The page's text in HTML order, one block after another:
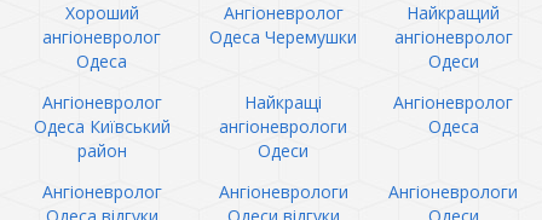
Хороший
ангіоневролог
Одеса
Ангіоневролог
Одеса Черемушки
Найкращий
ангіоневролог
Одеси
Ангіоневролог
Одеса Київський
район
Найкращі
ангіоневрологи
Одеси
Ангіоневролог
Одеса
Ангіоневролог
Ангіоневрологи
Ангіоневрологи